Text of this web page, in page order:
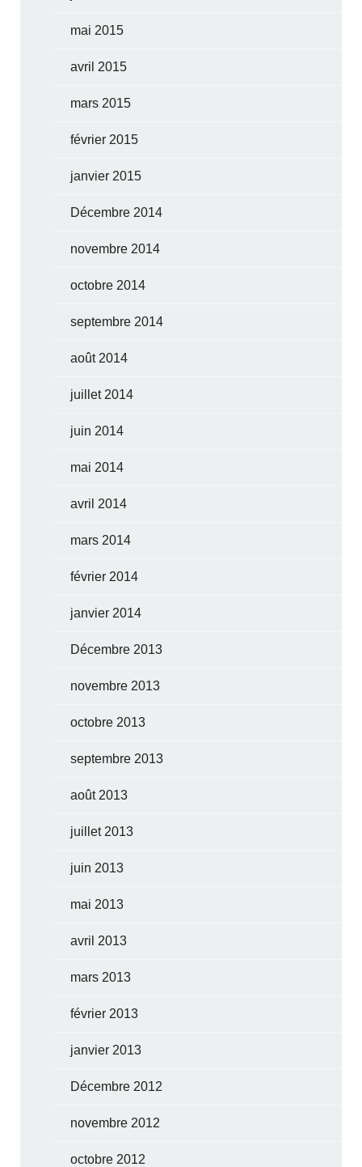
mai 2015
avril 2015
mars 2015
février 2015
janvier 2015
Décembre 2014
novembre 2014
octobre 2014
septembre 2014
août 2014
juillet 2014
juin 2014
mai 2014
avril 2014
mars 2014
février 2014
janvier 2014
Décembre 2013
novembre 2013
octobre 2013
septembre 2013
août 2013
juillet 2013
juin 2013
mai 2013
avril 2013
mars 2013
février 2013
janvier 2013
Décembre 2012
novembre 2012
octobre 2012